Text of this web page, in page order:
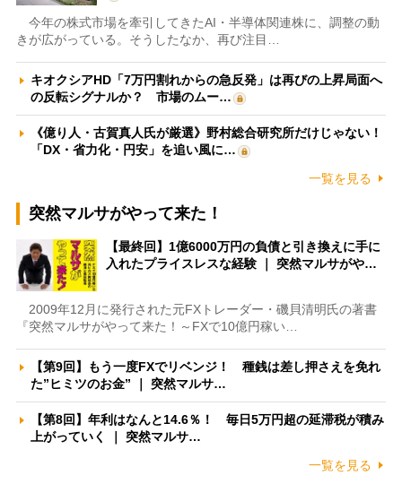
今年の株式市場を牽引してきたAI・半導体関連株に、調整の動
きが広がっている。そうしたなか、再び注目…
キオクシアHD「7万円割れからの急反発」は再びの上昇局面へ
の反転シグナルか？ 市場のムー…
《億り人・古賀真人氏が厳選》野村総合研究所だけじゃない！
「DX・省力化・円安」を追い風に…
一覧を見る
突然マルサがやって来た！
【最終回】1億6000万円の負債と引き換えに手に
入れたプライスレスな経験 ｜ 突然マルサがや…
2009年12月に発行された元FXトレーダー・磯貝清明氏の著書
『突然マルサがやって来た！～FXで10億円稼い…
【第9回】もう一度FXでリベンジ！ 種銭は差し押さえを免れ
た”ヒミツのお金” ｜ 突然マルサ…
【第8回】年利はなんと14.6％！ 毎日5万円超の延滞税が積み
上がっていく ｜ 突然マルサ…
一覧を見る